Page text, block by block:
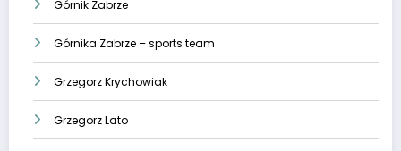
Górnik Zabrze
Górnika Zabrze – sports team
Grzegorz Krychowiak
Grzegorz Lato